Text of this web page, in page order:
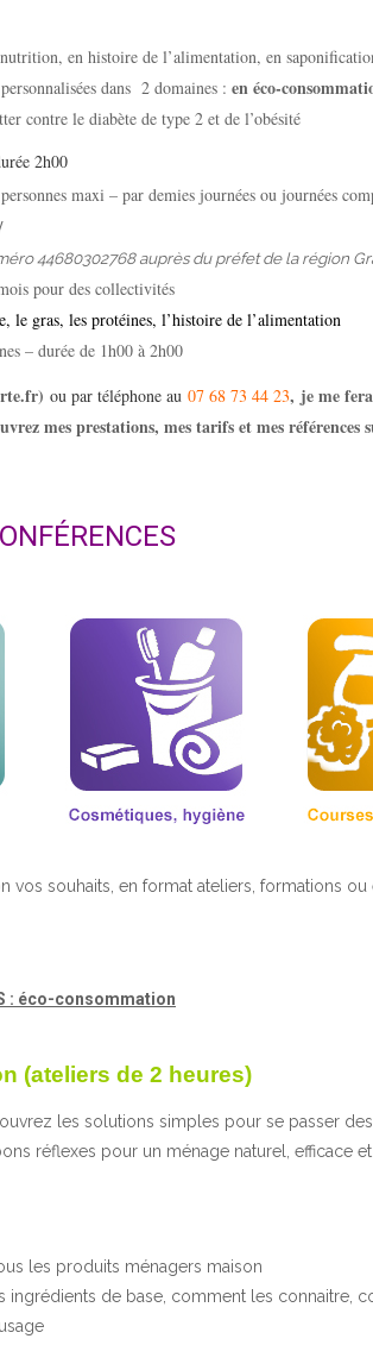
en histoire de l’alimentation, en
dans 2 domaines : en éco-
contre le diabète de type 2 et de l’obésité
2h00
maxi – par demies journées ou journées
44680302768 auprès du préfet de la région
pour des collectivités
le gras, les protéines, l’histoire de l’alimentation
– durée de 1h00 à 2h00
ou par téléphone au 07 68 73 44 23, je me
mes prestations, mes tarifs et mes références
vos souhaits, en format ateliers, formations ou
: éco-consommation
(ateliers de 2 heures)
les solutions simples pour se passer
réflexes pour un ménage naturel, efficace
les produits ménagers maison
ingrédients de base, comment les connaitre,